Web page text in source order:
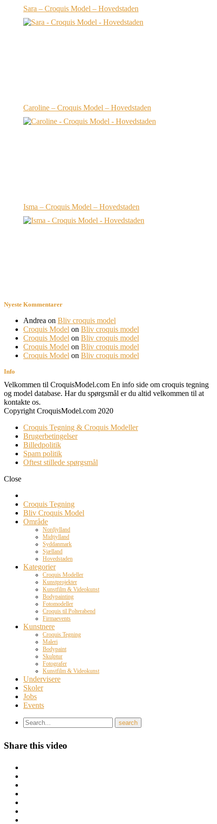
Sara – Croquis Model – Hovedstaden
Caroline – Croquis Model – Hovedstaden
Isma – Croquis Model – Hovedstaden
Nyeste Kommentarer
Andrea on Bliv croquis model
Croquis Model on Bliv croquis model
Croquis Model on Bliv croquis model
Croquis Model on Bliv croquis model
Croquis Model on Bliv croquis model
Info
Velkommen til CroquisModel.com En info side om croquis tegning
og model database. Har du spørgsmål er du altid velkommen til at
kontakte os.
Copyright CroquisModel.com 2020
Croquis Tegning & Croquis Modeller
Brugerbetingelser
Billedpolitik
Spam politik
Oftest stillede spørgsmål
Close
Croquis Tegning
Bliv Croquis Model
Område
Nordjylland
Midtjylland
Syddanmark
Sjælland
Hovedstaden
Kategorier
Croquis Modeller
Kunstprojekter
Kunstfilm & Videokunst
Bodypainting
Fotomodeller
Croquis til Polterabend
Firmaevents
Kunstnere
Croquis Tegning
Maleri
Bodypaint
Skulptur
Fotografer
Kunstfilm & Videokunst
Undervisere
Skoler
Jobs
Events
Share this video